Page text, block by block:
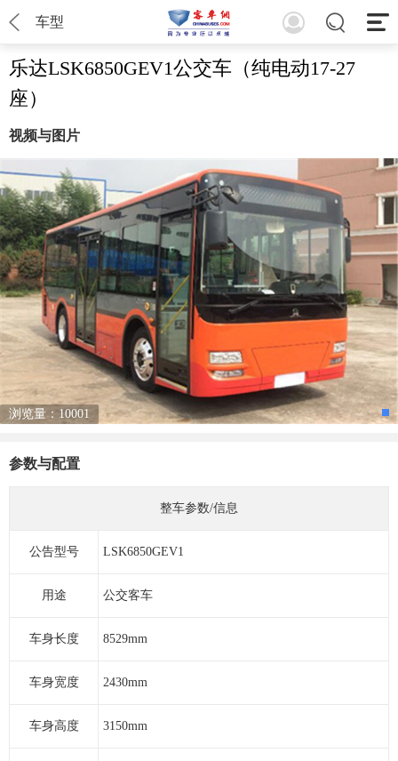
车型
乐达LSK6850GEV1公交车（纯电动17-27
座）
视频与图片
浏览量：10001
参数与配置
整车参数/信息
公告型号 LSK6850GEV1
用途 公交客车
车身长度 8529mm
车身宽度 2430mm
车身高度 3150mm